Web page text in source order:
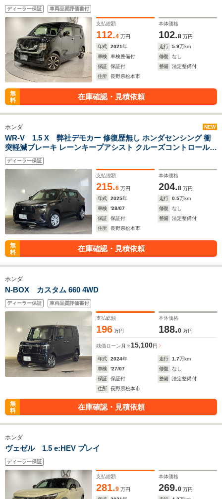
ディーラー保証 車両品質評価書付
支払総額
112.4 万円
本体価格
102.8 万円
年式
2021年 走行 5.9万km
車検
車検整備付 修復
なし
保証
保証付 整備
法定整備付
住所
長野県松本市
無
料
在庫確認・見積依頼
ホンダ NEW
WR-V 1.5 X 弊社デモカー 修復歴無し ホンダセンシング 衝
突軽減ブレーキ レーンキープアシスト クルーズコントロール
純正ナビ バックカメラ 純正ドラレコ Bluetooth ETC LEDヘッ
ドライト
ディーラー保証
支払総額
215.6 万円
本体価格
204.8 万円
年式
2025年 走行 0.5万km
車検
'28/07 修復
なし
保証
保証付 整備
法定整備付
住所
長野県松本市
無
料
在庫確認・見積依頼
ホンダ
N-BOX カスタム 660 4WD
ディーラー保証 車両品質評価書付
支払総額
196 万円
本体価格
188.0 万円
残価ローン 月々 15,100円
年式 2024年 走行 1.7万km
車検
'27/07 修復
なし
保証
保証付 整備
法定整備付
住所
長野県松本市
無
料
在庫確認・見積依頼
ホンダ
ヴェゼル 1.5 e:HEV プレイ
ディーラー保証
支払総額
281.9 万円
本体価格
269.0 万円